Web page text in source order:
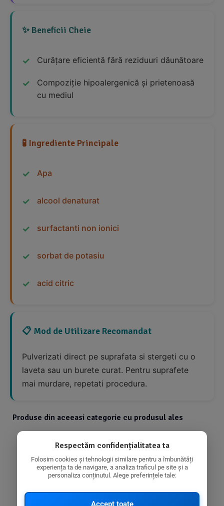
✨ Beneficii Cheie
Curățare eficientă fără reziduuri dăunătoare
Compoziție hipoalergenică și prietenoasă
cu mediul
🧪 Ingrediente Principale
Apa
alcool denaturat
surfactanti non ionici
sorbat de potasiu
acid citric
📋 Mod de Utilizare Recomandat
Pulverizati direct pe suprafata si stergeti cu o
laveta sau un burete curat. Pentru suprafete
mai murdare, repetati procedura.
Produse din aceeasi categorie cu produsul ales
Respectăm confidențialitatea ta
Folosim cookies și tehnologii similare pentru a îmbunătăți
experiența ta de navigare, a analiza traficul pe site și a
personaliza conținutul. Alege preferințele tale:
Accept toate